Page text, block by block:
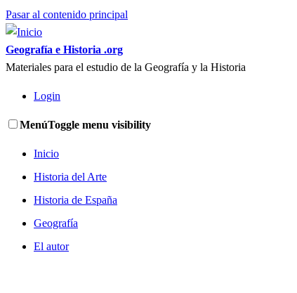
Pasar al contenido principal
Geografía e Historia .org
Materiales para el estudio de la Geografía y la Historia
Login
MenúToggle menu visibility
Inicio
Historia del Arte
Historia de España
Geografía
El autor